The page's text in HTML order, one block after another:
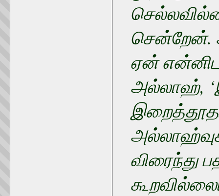
சென்றேன்.
ஏன்
அல்லாஹ்,
விரைந்து